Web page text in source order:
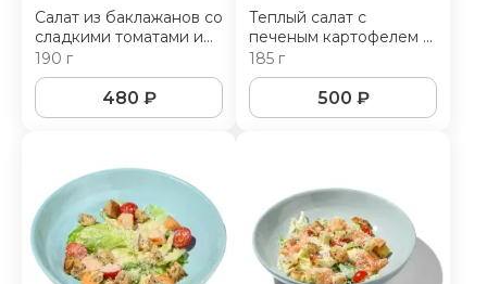
Салат из баклажанов со
сладкими томатами и
творожным сыром
190 г
480 ₽
Теплый салат с
печеным картофелем и
беконом
185 г
500 ₽